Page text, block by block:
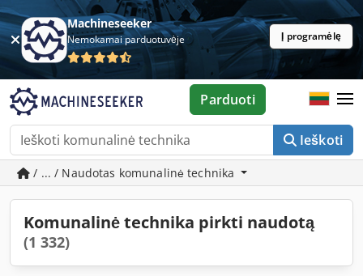
Machineseeker
Nemokamai parduotuvėje Į programėlę
Ieškoti
Parduoti
/ ... / Naudotas komunalinė technika
Komunalinė technika pirkti naudotą
(1 332)